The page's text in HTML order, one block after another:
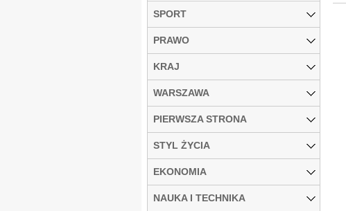
SPORT
PRAWO
KRAJ
WARSZAWA
PIERWSZA STRONA
STYL ŻYCIA
EKONOMIA
NAUKA I TECHNIKA